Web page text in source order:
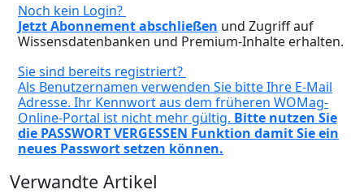
Noch kein Login?
Jetzt Abonnement abschließen
Wissensdatenbanken und Premium-Inhalte erhalten.
Sie sind bereits registriert?
Als Benutzernamen verwenden Sie bitte Ihre E-Mail
Adresse. Ihr Kennwort aus dem früheren WOMag-
Online-Portal ist nicht mehr gültig. Bitte nutzen Sie
die PASSWORT VERGESSEN Funktion damit Sie ein
neues Passwort setzen können.
Verwandte Artikel